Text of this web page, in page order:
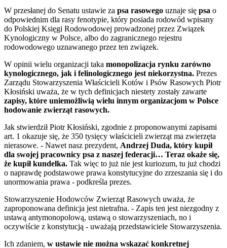
W przesłanej do Senatu ustawie za psa rasowego uznaje się psa o
odpowiednim dla rasy fenotypie, który posiada rodowód wpisany
do Polskiej Księgi Rodowodowej prowadzonej przez Związek
Kynologiczny w Polsce, albo do zagranicznego rejestru
rodowodowego uznawanego przez ten związek.
W opinii wielu organizacji taka monopolizacja rynku zarówno
kynologicznego, jak i felinologicznego jest niekorzystna. Prezes
Zarządu Stowarzyszenia Właścicieli Kotów i Psów Rasowych Piotr
Kłosiński uważa, że w tych definicjach niestety zostały zawarte
zapisy, które uniemożliwią wielu innym organizacjom w Polsce
hodowanie zwierząt rasowych.
Jak stwierdził Piotr Kłosiński, zgodnie z proponowanymi zapisami
art. 1 okazuje się, że 350 tysięcy właścicieli zwierząt ma zwierzęta
nierasowe. - Nawet nasz prezydent, Andrzej Duda, który kupił
dla swojej pracownicy psa z naszej federacji… Teraz okaże się,
że kupił kundelka. Tak więc to już nie jest kuriozum, tu już chodzi
o naprawdę podstawowe prawa konstytucyjne do zrzeszania się i do
unormowania prawa - podkreśla prezes.
Stowarzyszenie Hodowców Zwierząt Rasowych uważa, że
zaproponowana definicja jest nietrafna. - Zapis ten jest niezgodny z
ustawą antymonopolową, ustawą o stowarzyszeniach, no i
oczywiście z konstytucją - uważają przedstawiciele Stowarzyszenia.
Ich zdaniem, w ustawie nie można wskazać konkretnej